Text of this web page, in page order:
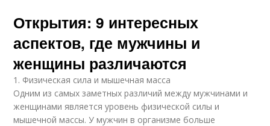
Открытия: 9 интересных
аспектов, где мужчины и
женщины различаются
1. Физическая сила и мышечная масса
Одним из самых заметных различий между мужчинами и
женщинами является уровень физической силы и
мышечной массы. У мужчин в организме больше